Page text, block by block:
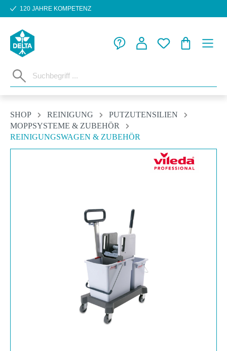
Zum Hauptinhalt springen
120 JAHRE KOMPETENZ
SHOP REINIGUNG
PUTZUTENSILIEN
MOPPSYSTEME & ZUBEHÖR
REINIGUNGSWAGEN & ZUBEHÖR